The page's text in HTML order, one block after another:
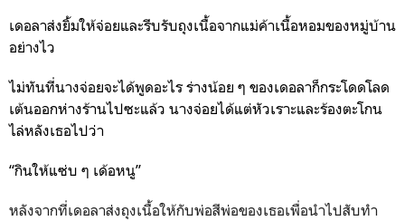
เดอลาส่งยิ้มให้จ่อยและรีบรับถุงเนื้อจากแม่ค้าเนื้อหอมของหมู่บ้าน
อย่างไว
ไม่ทันที่นางจ่อยจะได้พูดอะไร ร่างน้อย ๆ ของเดอลาก็กระโดดโลด
เต้นออกห่างร้านไปซะแล้ว นางจ่อยได้แต่หัวเราะและร้องตะโกน
ไล่หลังเธอไปว่า
“กินให้แซ่บ ๆ เด้อหนู”
หลังจากที่เดอลาส่งถุงเนื้อให้กับพ่อสีพ่อของเธอเพื่อนำไปสับทำ